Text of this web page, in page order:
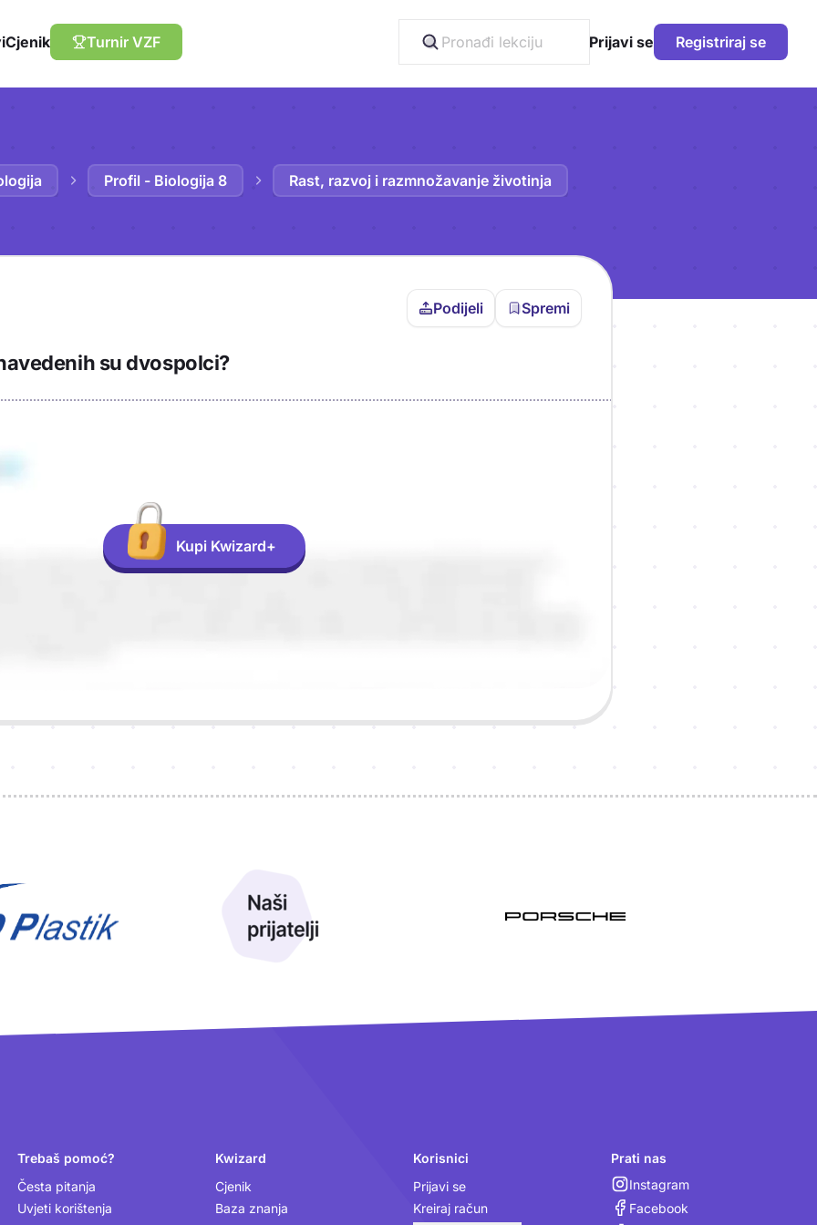
Cjenik Turnir VZF Prijavi se Registriraj se
Profil - Biologija 8 Rast, razvoj i razmnožavanje životinja
Podijeli Spremi
su dvospolci?
Kupi Kwizard+
Trebaš pomoć?
Česta pitanja
Uvjeti korištenja
Kwizard
Cjenik
Baza znanja
Korisnici
Prijavi se
Kreiraj račun
Prati nas
Instagram
Facebook